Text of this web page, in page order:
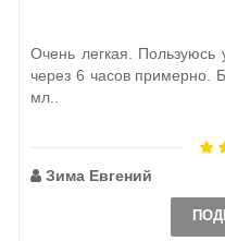
Очень легкая. Пользуюсь
через 6 часов примерно.
мл..
Зима Евгений